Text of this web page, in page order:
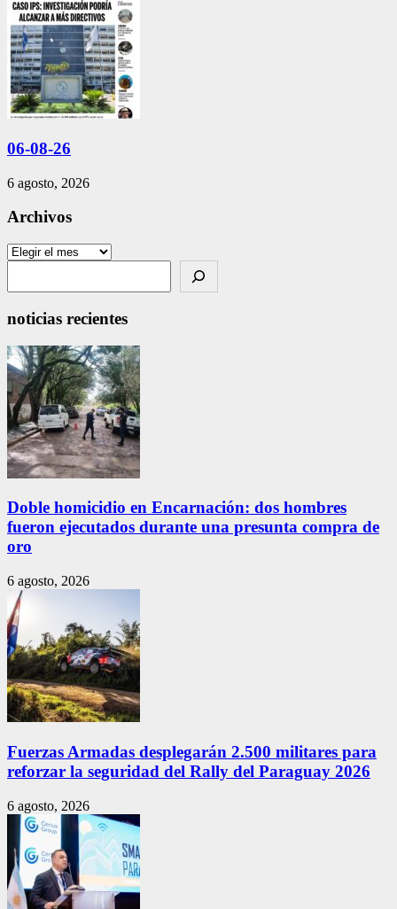
06-08-26
6 agosto, 2026
Archivos
Archivos
noticias recientes
Doble homicidio en Encarnación: dos hombres
fueron ejecutados durante una presunta compra de
oro
6 agosto, 2026
Fuerzas Armadas desplegarán 2.500 militares para
reforzar la seguridad del Rally del Paraguay 2026
6 agosto, 2026